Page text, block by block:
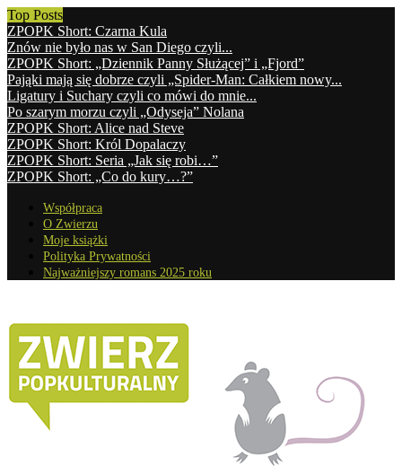
Top Posts
ZPOPK Short: Czarna Kula
Znów nie było nas w San Diego czyli...
ZPOPK Short: „Dziennik Panny Służącej” i „Fjord”
Pająki mają się dobrze czyli „Spider-Man: Całkiem nowy...
Ligatury i Suchary czyli co mówi do mnie...
Po szarym morzu czyli „Odyseja” Nolana
ZPOPK Short: Alice nad Steve
ZPOPK Short: Król Dopalaczy
ZPOPK Short: Seria „Jak się robi…”
ZPOPK Short: „Co do kury…?”
Współpraca
O Zwierzu
Moje książki
Polityka Prywatności
Najważniejszy romans 2025 roku